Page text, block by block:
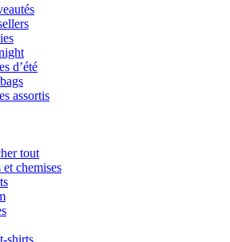
d’été
assortis
tout
et chemises
shirts